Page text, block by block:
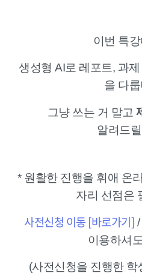
이번 특
생성형 AI로 레포트, 과
을 다
그냥 쓰는 거 말고
알려드
* 원활한 진행을 휘애 온
자리 선점은
사전신청 이동 [바로가기]
이용하셔
(사전신청을 진행한